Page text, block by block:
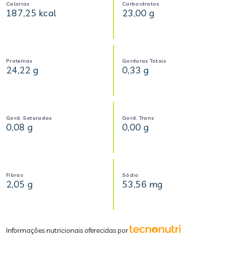
Calorias
187,25 kcal
Carboidratos
23,00 g
Proteínas
24,22 g
Gorduras Totais
0,33 g
Gord. Saturadas
0,08 g
Gord. Trans
0,00 g
Fibras
2,05 g
Sódio
53,56 mg
Informações nutricionais oferecidas por